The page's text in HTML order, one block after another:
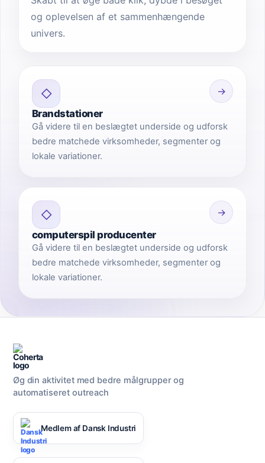
og oplevelsen af et sammenhængende
univers.
◇
→
Brandstationer
Gå videre til en beslægtet underside og udforsk
bedre matchede virksomheder, segmenter og
lokale variationer.
◇
→
computerspil producenter
Gå videre til en beslægtet underside og udforsk
bedre matchede virksomheder, segmenter og
lokale variationer.
Øg din aktivitet med bedre målgrupper og
automatiseret outreach
Medlem af Dansk Industri